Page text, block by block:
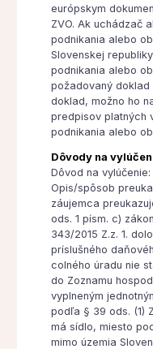
európskym
ZVO. Ak uchádzač
podnikania alebo
Slovenskej
podnikania alebo
požadovaný
doklad, možno ho
predpisov platných
podnikania alebo
Dôvody na
Dôvod na
Opis/spôsob
záujemca
ods. 1 písm. c)
343/2015 Z.z. 1.
príslušného
colného úradu nie
do Zoznamu
vyplneným
podľa § 39 ods. (1)
má sídlo, miesto
mimo územia